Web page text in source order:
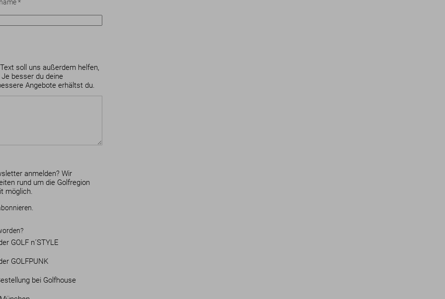
*
soll uns außerdem helfen,
besser du deine
Angebote erhältst du.
anmelden? Wir
rund um die Golfregion
möglich.
GOLF n´STYLE
GOLFPUNK
bei Golfhouse